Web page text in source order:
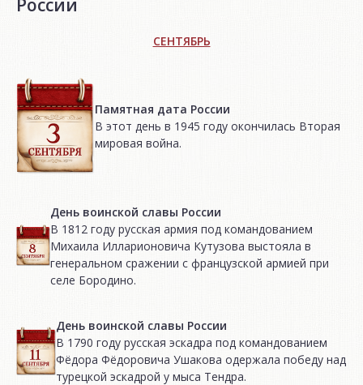
России
СЕНТЯБРЬ
Памятная дата России
В этот день в 1945 году окончилась Вторая
мировая война.
День воинской славы России
В 1812 году русская армия под командованием
Михаила Илларионовича Кутузова выстояла в
генеральном сражении с французской армией при
селе Бородино.
День воинской славы России
В 1790 году русская эскадра под командованием
Фёдора Фёдоровича Ушакова одержала победу над
турецкой эскадрой у мыса Тендра.